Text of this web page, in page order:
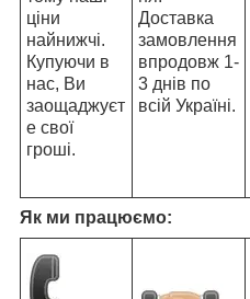
ціни
найнижчі.
Купуючи в
нас, Ви
заощаджуєт
е свої
гроші.
Доставка
замовлення
впродовж 1-
3 днів по
всій Україні.
Як ми працюємо: